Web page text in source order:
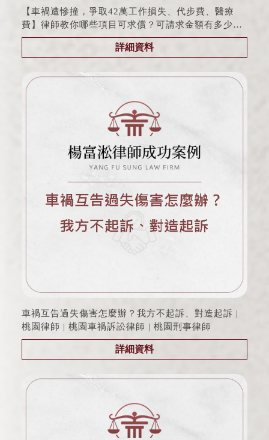
【車禍遭慘撞，爭取42萬工作損失、代步費、醫療
費】律師教你哪些項目可求償？可請求金額有多少？
| 交通事故｜桃園律師 | 桃園車禍
詳細資料
車禍互告過失傷害怎麼辦？我方不起訴、對造起訴 |
桃園律師 | 桃園車禍訴訟律師 | 桃園刑事律師
詳細資料